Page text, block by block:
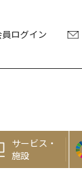
ログイン
サービス・
施設